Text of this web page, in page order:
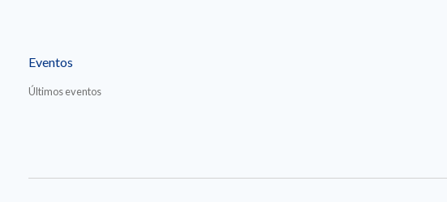
Eventos
Últimos eventos